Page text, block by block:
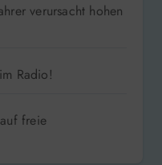
verursacht hohen
Radio!
freie